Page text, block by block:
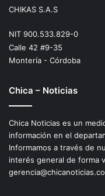
CHIKAS S.A.S
NIT 900.533.829-0
Calle 42 #9-35
Montería - Córdoba
Chica – Noticias
Chica Noticias es un
información en el
Informamos a través de
interés general de forma